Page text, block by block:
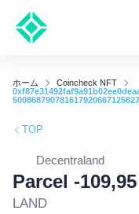
ホーム
Coincheck NFT
TOP
Decentraland
Parcel -109,95
LAND